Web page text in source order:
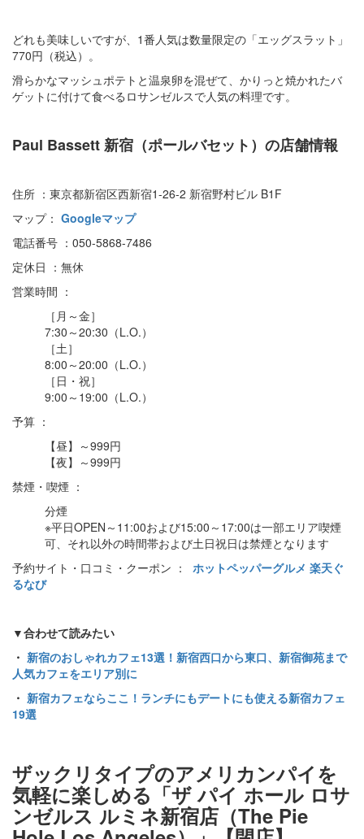
どれも美味しいですが、1番人気は数量限定の「エッグスラット」
770円（税込）。
滑らかなマッシュポテトと温泉卵を混ぜて、かりっと焼かれたバ
ゲットに付けて食べるロサンゼルスで人気の料理です。
Paul Bassett 新宿（ポールバセット）の店舗情報
住所 ：東京都新宿区西新宿1-26-2 新宿野村ビル B1F
マップ： Googleマップ
電話番号 ：050-5868-7486
定休日 ：無休
営業時間 ：
［月～金］
7:30～20:30（L.O.）
［土］
8:00～20:00（L.O.）
［日・祝］
9:00～19:00（L.O.）
予算 ：
【昼】～999円
【夜】～999円
禁煙・喫煙 ：
分煙
※平日OPEN～11:00および15:00～17:00は一部エリア喫煙
可、それ以外の時間帯および土日祝日は禁煙となります
予約サイト・口コミ・クーポン ： ホットペッパーグルメ 楽天ぐ
るなび
▼合わせて読みたい
・ 新宿のおしゃれカフェ13選！新宿西口から東口、新宿御苑まで
人気カフェをエリア別に
・ 新宿カフェならここ！ランチにもデートにも使える新宿カフェ
19選
ザックリタイプのアメリカンパイを
気軽に楽しめる「ザ パイ ホール ロサ
ンゼルス ルミネ新宿店（The Pie